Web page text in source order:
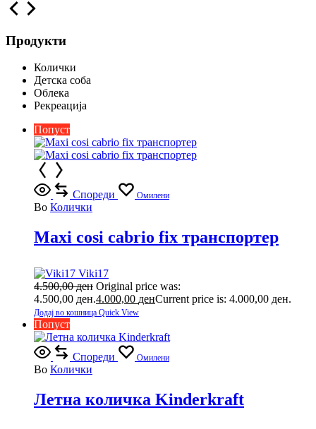
Продукти
Колички
Детска соба
Облека
Рекреација
Попуст
Спореди Омилени
Во Колички
Maxi cosi cabrio fix транспортер
Viki17
4.500,00ден Original price was:
4.500,00 ден.4.000,00 денCurrent price is: 4.000,00 ден.
Додај во кошница Quick View
Попуст
Спореди Омилени
Во Колички
Летна количка Kinderkraft